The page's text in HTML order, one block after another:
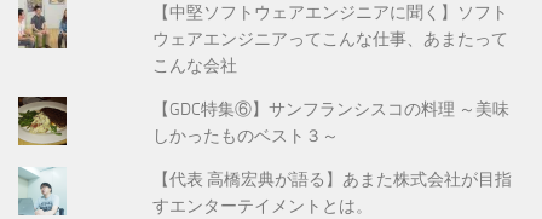
【中堅ソフトウェアエンジニアに聞く】ソフト
ウェアエンジニアってこんな仕事、あまたって
こんな会社
【GDC特集⑥】サンフランシスコの料理 ～美味
しかったものベスト３～
【代表 高橋宏典が語る】あまた株式会社が目指
すエンターテイメントとは。